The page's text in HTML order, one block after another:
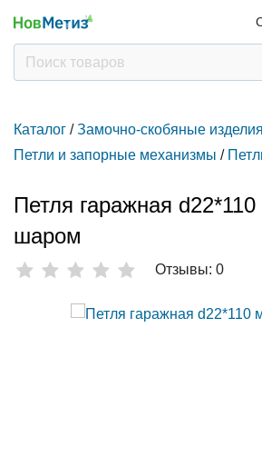
Каталог / Замочно-скобяные изделия
Петли и запорные механизмы /
Петля гаражная
шаром
Отзывы: 0